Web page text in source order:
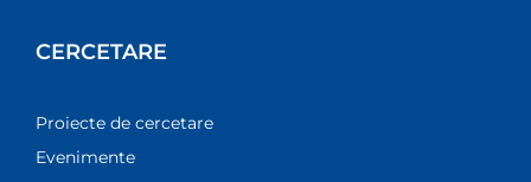
CERCETARE
Proiecte de cercetare
Evenimente